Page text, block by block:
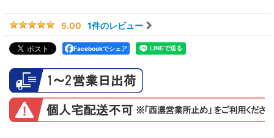
5.00 1件のレビュー
Facebookでシェア